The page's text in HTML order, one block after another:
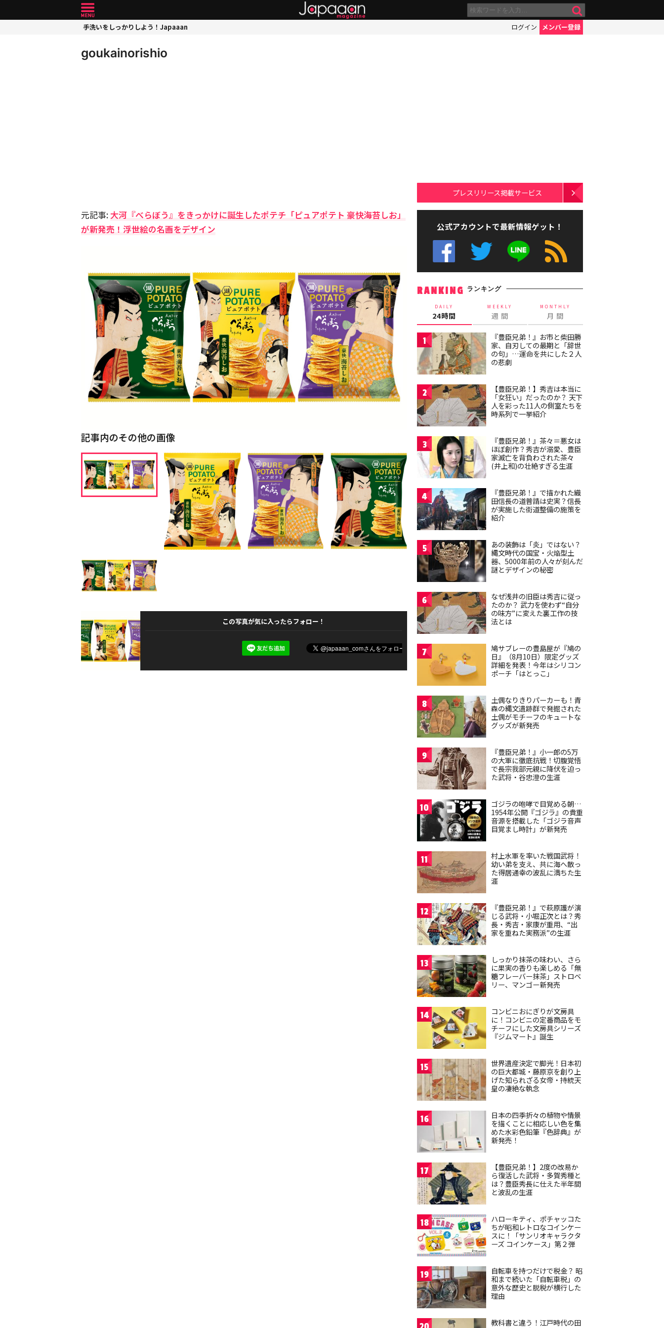
手洗いをしっかりしよう！Japaaan ログイン メンバー登録
goukainorishio
元記事:大河『べらぼう』をきっかけに誕生したポテチ「ピュアポテト 豪快海苔しお」
が新発売！浮世絵の名画をデザイン
記事内のその他の画像
この写真が気に入ったらフォロー！
プレスリリース掲載サービス
公式アカウントで最新情報ゲット！
RANKING ランキング
DAILY
24時間
WEEKLY
週 間
MONTHLY
月 間
1
『豊臣兄弟！』お市と柴田勝
家、自刃しての最期と「辞世
の句」…運命を共にした２人
の悲劇
2
【豊臣兄弟！】秀吉は本当に
「女狂い」だったのか？ 天下
人を彩った11人の側室たちを
時系列で一挙紹介
3
『豊臣兄弟！』茶々＝悪女は
ほぼ創作？秀吉が溺愛、豊臣
家滅亡を背負わされた茶々
(井上和)の壮絶すぎる生涯
4
『豊臣兄弟！』で描かれた織
田信長の道普請は史実？信長
が実施した街道整備の施策を
紹介
5
あの装飾は「炎」ではない？
縄文時代の国宝・火焔型土
器、5000年前の人々が刻んだ
謎とデザインの秘密
6
なぜ浅井の旧臣は秀吉に従っ
たのか？ 武力を使わず“自分
の味方”に変えた裏工作の技
法とは
7
鳩サブレーの豊島屋が『鳩の
日』（8月10日）限定グッズ
詳細を発表！今年はシリコン
ポーチ「はとっこ」
8
土偶なりきりパーカーも！青
森の縄文遺跡群で発掘された
土偶がモチーフのキュートな
グッズが新発売
9
『豊臣兄弟！』小一郎の5万
の大軍に徹底抗戦！切腹覚悟
で長宗我部元親に降伏を迫っ
た武将・谷忠澄の生涯
10
ゴジラの咆哮で目覚める朝…
1954年公開『ゴジラ』の貴重
音源を搭載した「ゴジラ音声
目覚まし時計」が新発売
11
村上水軍を率いた戦国武将！
幼い弟を支え、共に海へ散っ
た得居通幸の波乱に満ちた生
涯
12
『豊臣兄弟！』で萩原護が演
じる武将・小堀正次とは？秀
長・秀吉・家康が重用、“出
家を重ねた実務派”の生涯
13
しっかり抹茶の味わい、さら
に果実の香りも楽しめる「無
糖フレーバー抹茶」ストロベ
リー、マンゴー新発売
14
コンビニおにぎりが文房具
に！コンビニの定番商品をモ
チーフにした文房具シリーズ
『ジムマート』誕生
15
世界遺産決定で脚光！日本初
の巨大都城・藤原京を創り上
げた知られざる女帝・持統天
皇の凄絶な執念
16
日本の四季折々の植物や情景
を描くことに相応しい色を集
めた水彩色鉛筆『色辞典』が
新発売！
17
【豊臣兄弟！】2度の改易か
ら復活した武将・多賀秀種と
は？豊臣秀長に仕えた半年間
と波乱の生涯
18
ハローキティ、ポチャッコた
ちが昭和レトロなコインケー
スに！「サンリオキャラクタ
ーズ コインケース」第２弾
19
自転車を持つだけで税金？ 昭
和まで続いた「自転車税」の
意外な歴史と脱税が横行した
理由
教科書と違う！江戸時代の田